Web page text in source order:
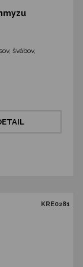
švábov,
KRE0281